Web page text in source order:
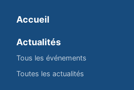
Accueil
Actualités
Tous les événements
Toutes les actualités